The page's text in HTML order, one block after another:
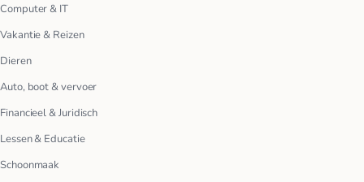
Computer & IT
Vakantie & Reizen
Dieren
Auto, boot & vervoer
Financieel & Juridisch
Lessen & Educatie
Schoonmaak